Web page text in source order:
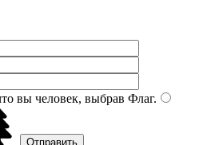
вы человек, выбрав Флаг.